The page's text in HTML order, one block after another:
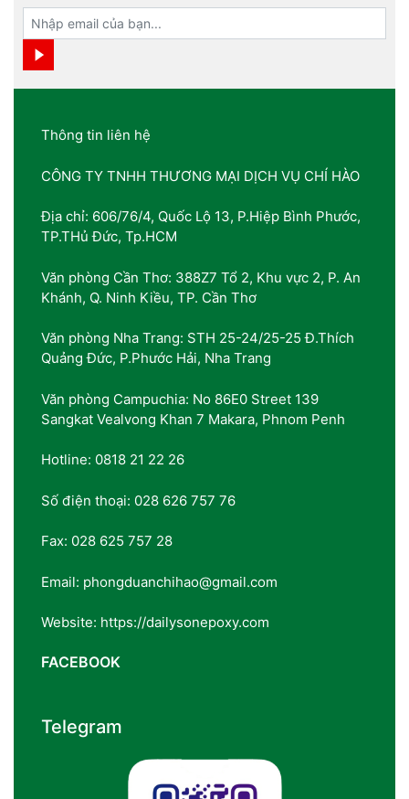
Thông tin liên hệ
CÔNG TY TNHH THƯƠNG MẠI DỊCH VỤ CHÍ HÀO
Địa chỉ: 606/76/4, Quốc Lộ 13, P.Hiệp Bình Phước,
TP.THủ Đức, Tp.HCM
Văn phòng Cần Thơ: 388Z7 Tổ 2, Khu vực 2, P. An
Khánh, Q. Ninh Kiều, TP. Cần Thơ
Văn phòng Nha Trang: STH 25-24/25-25 Đ.Thích
Quảng Đức, P.Phước Hải, Nha Trang
Văn phòng Campuchia: No 86E0 Street 139
Sangkat Vealvong Khan 7 Makara, Phnom Penh
Hotline: 0818 21 22 26
Số điện thoại: 028 626 757 76
Fax: 028 625 757 28
Email: phongduanchihao@gmail.com
Website: https://dailysonepoxy.com
FACEBOOK
Telegram